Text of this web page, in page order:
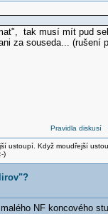
tak musí mít pud
za souseda... (rušení
Pravidla diskusí
ustoupí. Když moudřejší
)
NF koncového